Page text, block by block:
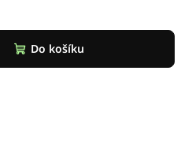
Do košíku